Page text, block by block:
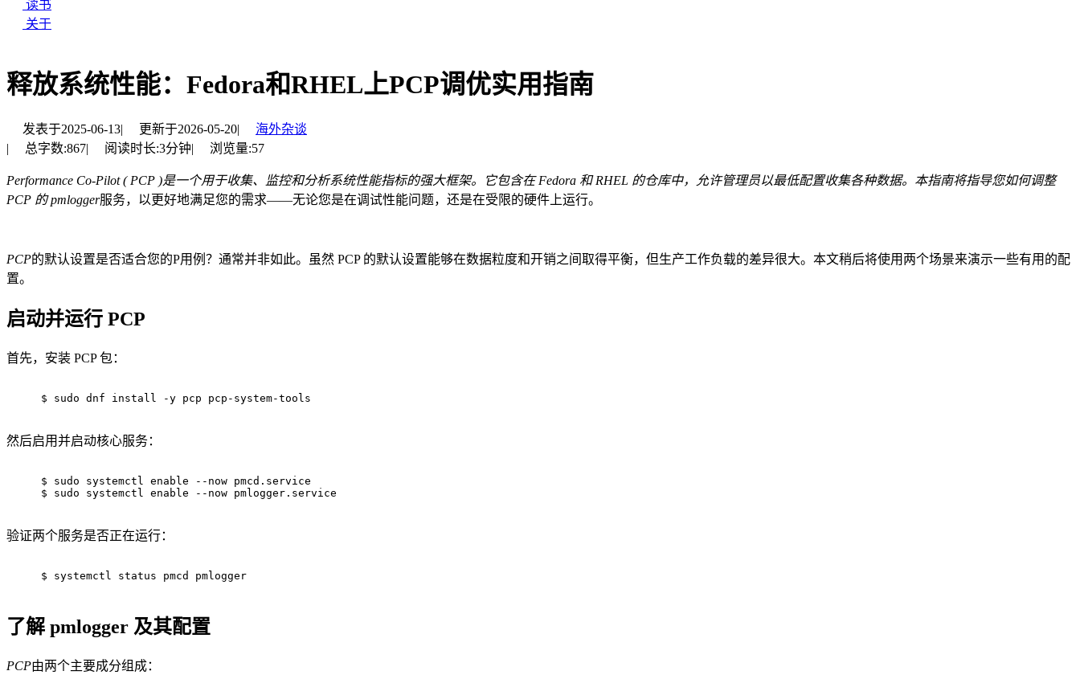
读书
关于
释放系统性能：Fedora和RHEL上PCP调优实用指南
发表于2025-06-13| 更新于2026-05-20|
海外杂谈
|
总字数:867| 阅读时长:3分钟| 浏览量:57
Performance Co-Pilot ( PCP )是一个用于收集、监控和分析系统性能指标的强大框架。它包含在 Fedora 和 RHEL 的仓库中，允许管理员以最低配置收集各种数据。本指南将指导您如何调整
PCP 的 pmlogger服务，以更好地满足您的需求——无论您是在调试性能问题，还是在受限的硬件上运行。
PCP的默认设置是否适合您的P用例？通常并非如此。虽然 PCP 的默认设置能够在数据粒度和开销之间取得平衡，但生产工作负载的差异很大。本文稍后将使用两个场景来演示一些有用的配
置。
启动并运行 PCP
首先，安装 PCP 包：
$ sudo dnf install -y pcp pcp-system-tools
然后启用并启动核心服务：
$ sudo systemctl enable --now pmcd.service
$ sudo systemctl enable --now pmlogger.service
验证两个服务是否正在运行：
$ systemctl status pmcd pmlogger
了解 pmlogger 及其配置
PCP由两个主要成分组成：